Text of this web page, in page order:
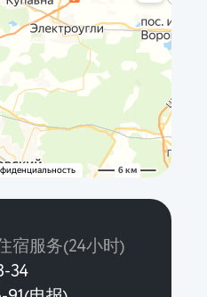
宿服务(24小时)
34